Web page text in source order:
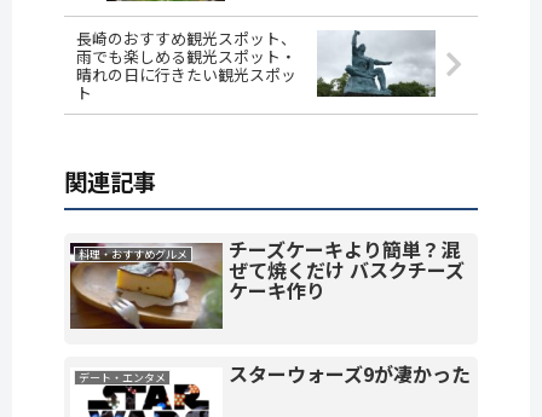
長崎のおすすめ観光スポット、
雨でも楽しめる観光スポット・
晴れの日に行きたい観光スポッ
ト
関連記事
料理・おすすめグルメ チーズケーキより簡単？混
ぜて焼くだけ バスクチーズ
ケーキ作り
デート・エンタメ スターウォーズ9が凄かった